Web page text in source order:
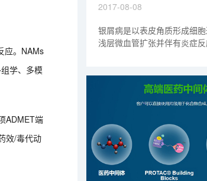
应。NAMs
学、多模
ADMET端
效/毒代动
2017-08-08
银屑病是以表皮角质形成细
浅层微血管扩张并伴有炎症